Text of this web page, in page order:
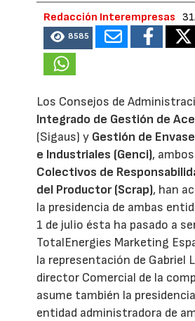
Redacción Interempresas
8585
Los Consejos de
Integrado de Gestión de
(Sigaus) y Gestión de
e Industriales (Genci), ambos
Colectivos de
del Productor (Scrap), han
la presidencia de ambas
1 de julio ésta ha pasado a
TotalEnergies Marketing
la representación de Gabriel
director Comercial de la
asume también la presidencia
entidad administradora de